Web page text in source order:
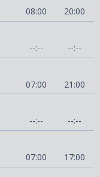
08:00
20:00
--:--
--:--
07:00
21:00
--:--
--:--
07:00
17:00